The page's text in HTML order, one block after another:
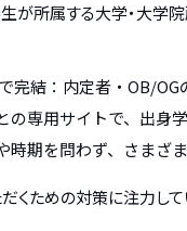
生が所属する大学・大
完結：内定者・OB/
専用サイトで、出身
期を問わず、さまざ
くための対策に注力し